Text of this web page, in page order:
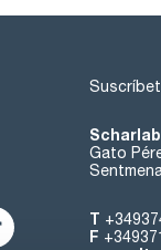
Gato
T
F